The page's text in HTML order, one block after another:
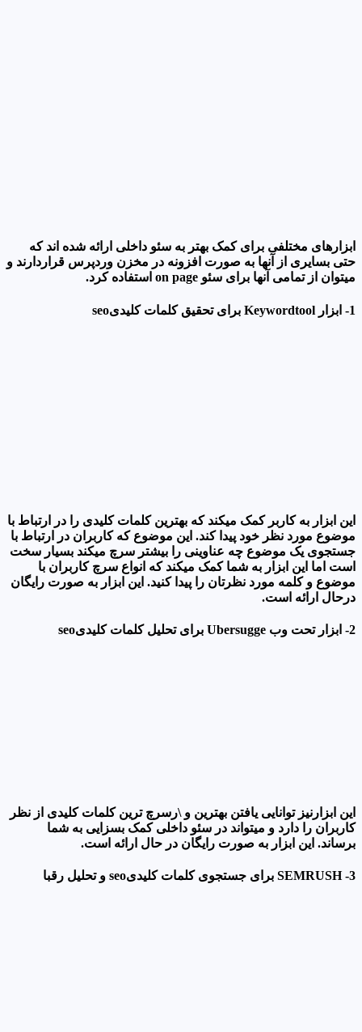
ابزارهای مختلفی برای کمک بهتر به سئو داخلی ارائه شده اند که
حتی بسایری از آنها به صورت افزونه در مخزن وردپرس قراردارند و
میتوان از تمامی آنها برای سئو on page استفاده کرد.
1- ابزار Keywordtool برای تحقیق کلمات کلیدیseo
این ابزار به کاربر کمک میکند که بهترین کلمات کلیدی را در ارتباط با
موضوع مورد نظر خود پیدا کند. این موضوع که کاربران در ارتباط با
جستجوی یک موضوع چه عناوینی را بیشتر سرچ میکند بسیار سخت
است اما این ابزار به شما کمک میکند که انواع سرچ کاربران با
موضوع و کلمه مورد نظرتان را پیدا کنید. این ابزار به صورت رایگان
درحال ارائه است.
2- ابزار تحت وب Ubersugge برای تحلیل کلمات کلیدیseo
این ابزارنیز توانایی یافتن بهترین و \رسرچ ترین کلمات کلیدی از نظر
کاربران را دارد و میتواند در سئو داخلی کمک بسزایی به شما
برساند. این ابزار به صورت رایگان در حال ارائه است.
3- SEMRUSH برای جستجوی کلمات کلیدیseo و تحلیل رقبا